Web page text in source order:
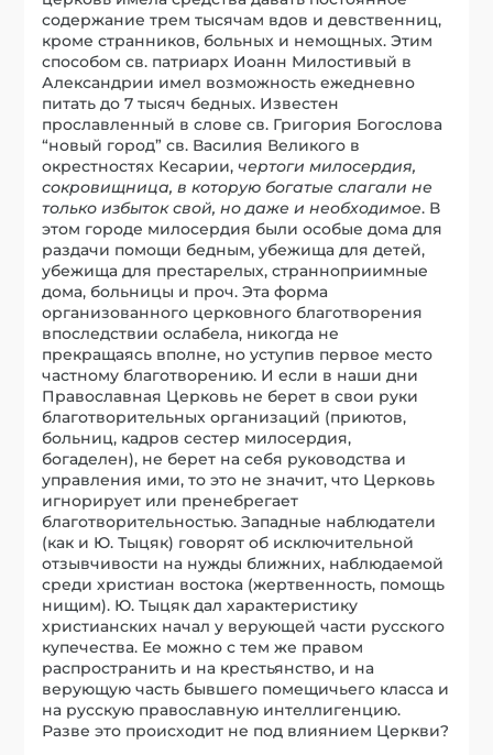
содержание трем тысячам вдов и девственниц,
кроме странников, больных и немощных. Этим
способом св. патриарх Иоанн Милостивый в
Александрии имел возможность ежедневно
питать до 7 тысяч бедных. Известен
прославленный в слове св. Григория Богослова
“новый город” св. Василия Великого в
окрестностях Кесарии,чертоги милосердия,
сокровищница, в которую богатые слагали не
только избыток свой, но даже и необходимое. В
этом городе милосердия были особые дома для
раздачи помощи бедным, убежища для детей,
убежища для престарелых, странноприимные
дома, больницы и проч. Эта форма
организованного церковного благотворения
впоследствии ослабела, никогда не
прекращаясь вполне, но уступив первое место
частному благотворению. И если в наши дни
Православная Церковь не берет в свои руки
благотворительных организаций (приютов,
больниц, кадров сестер милосердия,
богаделен), не берет на себя руководства и
управления ими, то это не значит, что Церковь
игнорирует или пренебрегает
благотворительностью. Западные наблюдатели
(как и Ю. Тыцяк) говорят об исключительной
отзывчивости на нужды ближних, наблюдаемой
среди христиан востока (жертвенность, помощь
нищим). Ю. Тыцяк дал характеристику
христианских начал у верующей части русского
купечества. Ее можно с тем же правом
распространить и на крестьянство, и на
верующую часть бывшего помещичьего класса и
на русскую православную интеллигенцию.
Разве это происходит не под влиянием Церкви?